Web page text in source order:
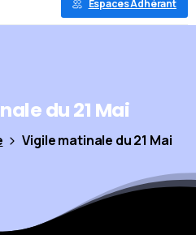
Espaces Adhérant
du21 Mai
Vigile matinale du 21 Mai